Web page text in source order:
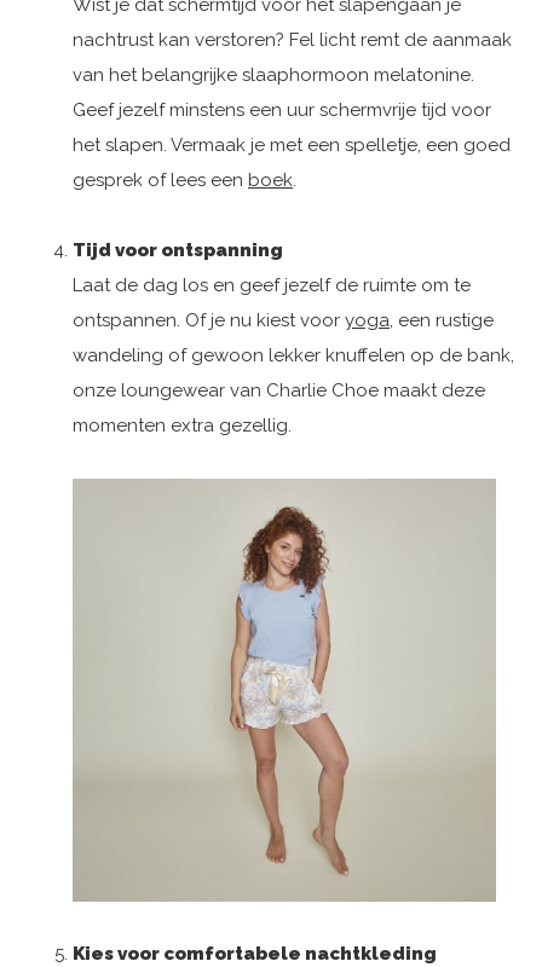
Wist je dat schermtijd voor het slapengaan je
nachtrust kan verstoren? Fel licht remt de aanmaak
van het belangrijke slaaphormoon melatonine.
Geef jezelf minstens een uur schermvrije tijd voor
het slapen. Vermaak je met een spelletje, een goed
gesprek of lees een boek.
Tijd voor ontspanning
Laat de dag los en geef jezelf de ruimte om te
ontspannen. Of je nu kiest voor yoga, een rustige
wandeling of gewoon lekker knuffelen op de bank,
onze loungewear van Charlie Choe maakt deze
momenten extra gezellig.
Kies voor comfortabele nachtkleding